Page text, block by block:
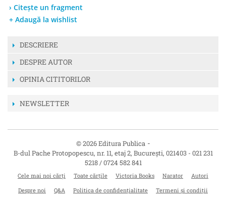
› Citește un fragment
+ Adaugă la wishlist
DESCRIERE
DESPRE AUTOR
OPINIA CITITORILOR
NEWSLETTER
© 2026 Editura Publica-
B-dul Pache Protopopescu, nr. 11, etaj 2, București, 021403 - 021 231
5218 / 0724 582 841
Cele mai noi cărți Toate cărțile Victoria Books Narator
Autori
Despre noi
Q&A Politica de confidențialitate
Termeni și condiții